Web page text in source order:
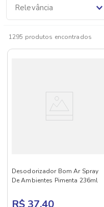
Relevância
1295 produtos
Desodorizador Bom Ar Spray
De Ambientes Pimenta 236ml
R$ 37,40